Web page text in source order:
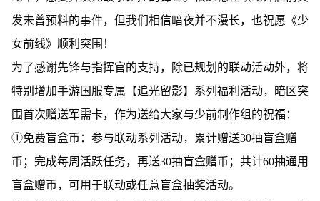
发未曾预料的事件，但我们相信暗夜并不漫长，也祝愿《少
女前线》顺利突围！
为了感谢先锋与指挥官的支持，除已规划的联动活动外，将
特别增加手游国服专属【追光留影】系列福利活动，暗区突
围首次赠送军需卡，作为送给大家与少前制作组的祝福：
①免费盲盒币：参与联动系列活动，累计赠送30抽盲盒赠
币；完成每周活跃任务，再送30抽盲盒赠币；共计60抽通用
盲盒赠币，可用于联动或任意盲盒抽奖活动。